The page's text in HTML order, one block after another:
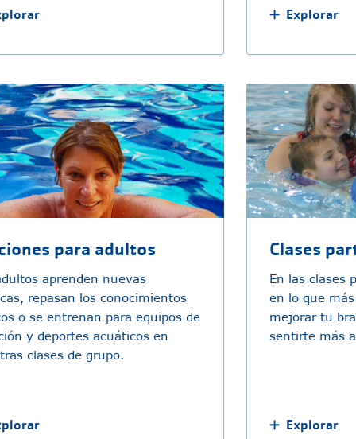
Explorar
para adultos
aprenden nuevas
repasan los conocimientos
o se entrenan para equipos de
y deportes acuáticos en
clases de grupo.
Clases
En las clases
en lo que
mejorar tu
sentirte más
Explorar